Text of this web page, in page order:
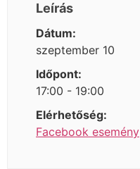
Leírás
Dátum:
szeptember 10
Időpont:
17:00 - 19:00
Elérhetőség:
Facebook esemény